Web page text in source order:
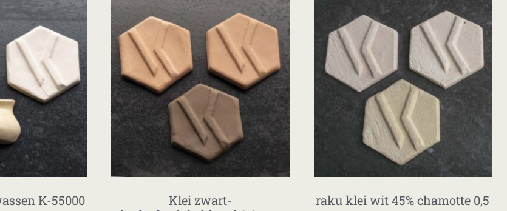
K-55000
Klei zwart-
raku klei wit 45% chamotte 0,5